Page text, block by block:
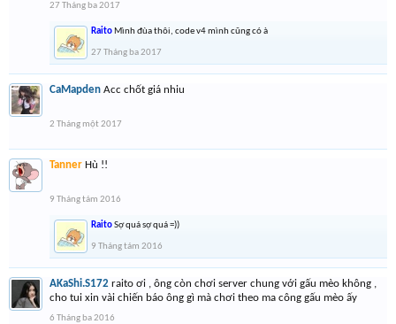
27 Tháng ba 2017
Raito Mình đùa thôi, code v4 mình cũng có à
27 Tháng ba 2017
CaMapden Acc chốt giá nhiu
2 Tháng một 2017
Tanner Hù !!
9 Tháng tám 2016
RaitoSợ quá sợ quá =))
9 Tháng tám 2016
AKaShi.S172 raito ơi , ông còn chơi server chung với gấu mèo không ,
cho tui xin vài chiến báo ông gì mà chơi theo ma công gấu mèo ấy
6 Tháng ba 2016